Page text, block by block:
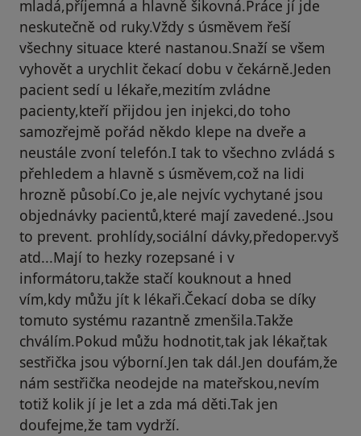
mladá,příjemná a hlavně šikovná.Práce jí jde
neskutečně od ruky.Vždy s úsměvem řeší
všechny situace které nastanou.Snaží se všem
vyhovět a urychlit čekací dobu v čekárně.Jeden
pacient sedí u lékaře,mezitím zvládne
pacienty,kteří přijdou jen injekci,do toho
samozřejmě pořád někdo klepe na dveře a
neustále zvoní telefón.I tak to všechno zvládá s
přehledem a hlavně s úsměvem,což na lidi
hrozně působí.Co je,ale nejvíc vychytané jsou
objednávky pacientů,které mají zavedené..Jsou
to prevent. prohlídy,sociální dávky,předoper.vyš
atd...Mají to hezky rozepsané i v
informátoru,takže stačí kouknout a hned
vím,kdy můžu jít k lékaři.Čekací doba se díky
tomuto systému razantně zmenšila.Takže
chválím.Pokud můžu hodnotit,tak jak lékař,tak
sestřička jsou výborní.Jen tak dál.Jen doufám,že
nám sestřička neodejde na mateřskou,nevím
totiž kolik jí je let a zda má děti.Tak jen
doufejme,že tam vydrží.